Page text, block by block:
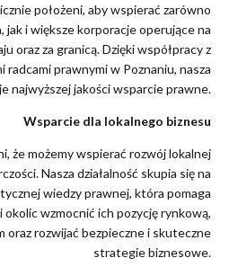
położeni, aby wspierać zarówno
i większe korporacje operujące na
oraz za granicą. Dzięki współpracy z
radcami prawnymi w Poznaniu, nasza
najwyższej jakości wsparcie prawne.
Wsparcie dla lokalnego biznesu
że możemy wspierać rozwój lokalnej
Nasza działalność skupia się na
wiedzy prawnej, która pomaga
okolic wzmocnić ich pozycję rynkową,
oraz rozwijać bezpieczne i skuteczne
strategie biznesowe.